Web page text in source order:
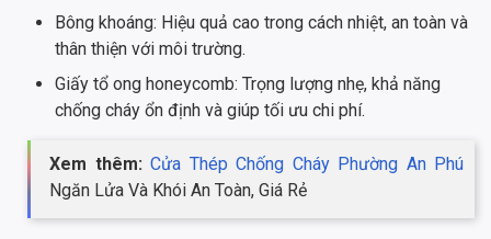
Bông khoáng: Hiệu quả cao trong cách nhiệt, an toàn và
thân thiện với môi trường.
Giấy tổ ong honeycomb: Trọng lượng nhẹ, khả năng
chống cháy ổn định và giúp tối ưu chi phí.
Xem thêm: Cửa Thép Chống Cháy Phường An Phú
Ngăn Lửa Và Khói An Toàn, Giá Rẻ